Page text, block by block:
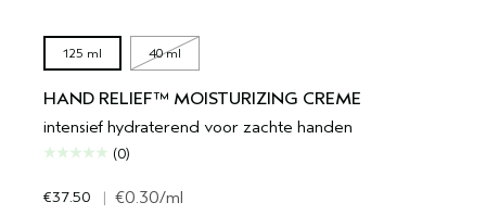
125 ml 40 ml
HAND RELIEF™ MOISTURIZING CREME
intensief hydraterend voor zachte handen
(0)
€37.50 | €0.30/ml